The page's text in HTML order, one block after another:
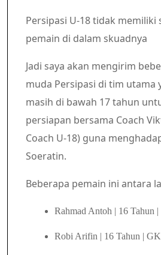
Persipasi U-18 tidak memiliki
pemain di dalam skuadnya
Jadi saya akan mengirim
muda Persipasi di tim utama
masih di bawah 17 tahun
persiapan bersama Coach
Coach U-18) guna
Soeratin.
Beberapa pemain ini antara
Rahmad Antoh | 16 Tahun
Robi Arifin | 16 Tahun | GK